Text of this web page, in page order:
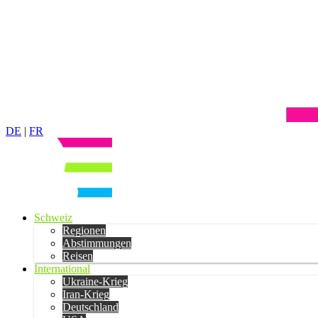
DE | FR
Schweiz
Regionen
Abstimmungen
Reisen
International
Ukraine-Krieg
Iran-Krieg
Deutschland